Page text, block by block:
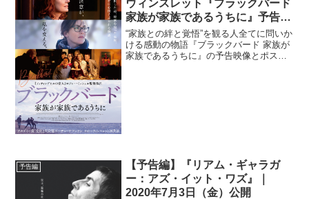
ウィンスレット『ブラックバード
家族が家族であるうちに』予告映
像 &ポスタービジュアル解禁
“家族との絆と覚悟”を観る人全てに問いか
ける感動の物語『ブラックバード 家族が
家族であるうちに』の予告映像とポスタ
予告編
【予告編】『リアム・ギャラガ
ー：アズ・イット・ワズ』｜
2020年7月3日（金）公開